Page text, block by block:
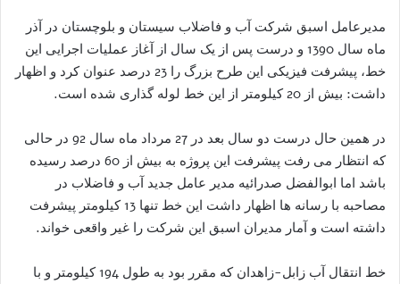
مدیرعامل اسبق شرکت آب و فاضلاب سیستان و بلوچستان در آذر
ماه سال 1390 و درست پس از یک سال از آغاز عملیات اجرایی این
خط، پیشرفت فیزیکی این طرح بزرگ را 23 درصد عنوان کرد و اظهار
داشت: بیش از 20 کیلومتر از این خط لوله گذاری شده است.
در همین حال درست دو سال بعد در 27 مرداد ماه سال 92 در حالی
که انتظار می رفت پیشرفت این پروژه به بیش از 60 درصد رسیده
باشد اما ابوالفضل صدرائیه مدیر عامل جدید آب و فاضلاب در
مصاحبه با رسانه ها اظهار داشت این خط تنها 13 کیلومتر پیشرفت
داشته است و آمار مدیران اسبق این شرکت را غیر واقعی خواند.
خط انتقال آب زابل-زاهدان که مقرر بود به طول 194 کيلومتر و با